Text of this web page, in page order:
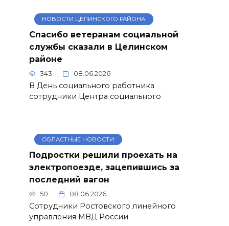
НОВОСТИ ЦЕЛИНСКОГО РАЙОНА
Спасибо ветеранам социальной
службы сказали в Целинском
районе
343 08.06.2026
В День социального работника
сотрудники Центра социального
ОБЛАСТНЫЕ НОВОСТИ
Подростки решили проехать на
электропоезде, зацепившись за
последний вагон
50 08.06.2026
Сотрудники Ростовского линейного
управления МВД России